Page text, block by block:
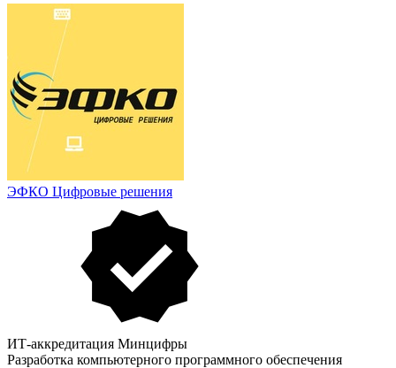
ЭФКО Цифровые решения
ИТ-аккредитация Минцифры
Разработка компьютерного программного обеспечения